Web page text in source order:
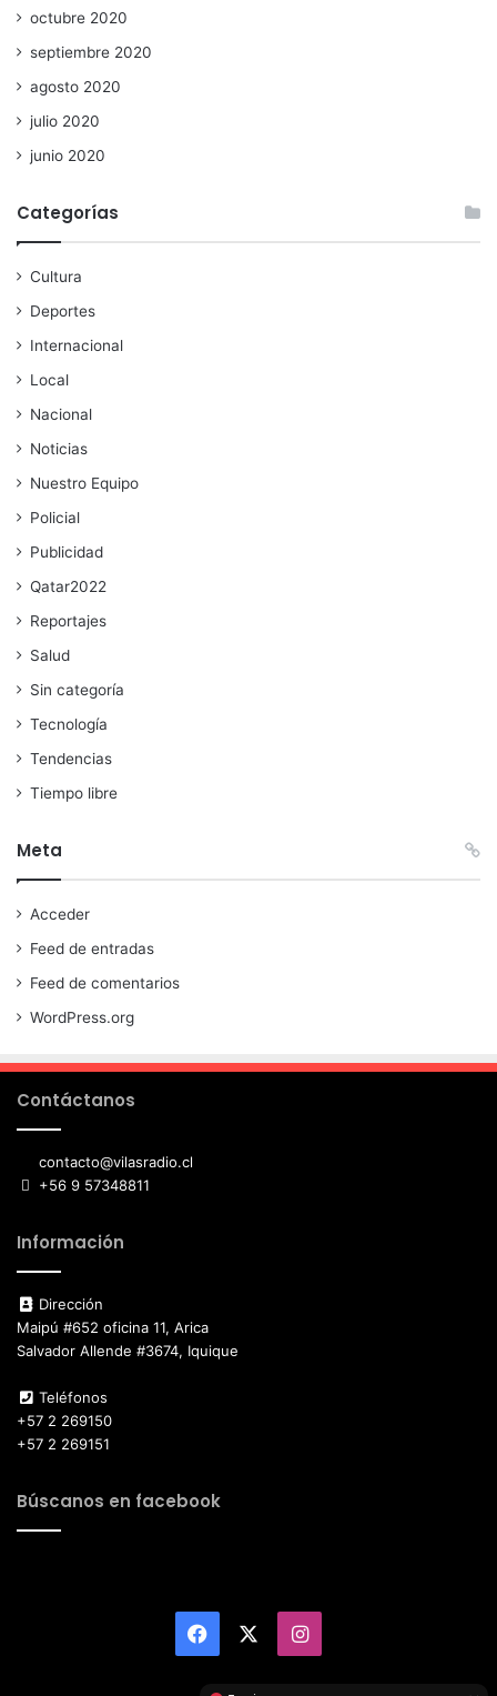
octubre 2020
septiembre 2020
agosto 2020
julio 2020
junio 2020
Categorías
Cultura
Deportes
Internacional
Local
Nacional
Noticias
Nuestro Equipo
Policial
Publicidad
Qatar2022
Reportajes
Salud
Sin categoría
Tecnología
Tendencias
Tiempo libre
Meta
Acceder
Feed de entradas
Feed de comentarios
WordPress.org
Contáctanos
contacto@vilasradio.cl
+56 9 57348811
Información
Dirección
Maipú #652 oficina 11, Arica
Salvador Allende #3674, Iquique
Teléfonos
+57 2 269150
+57 2 269151
Búscanos en facebook
Facebook Instagram